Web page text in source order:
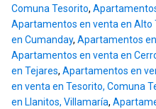
Comuna Tesorito,
Apartamentos en venta en Alto
en Cumanday, Apartamentos
Apartamentos en venta en
en Tejares, Apartamentos en
en venta en Tesorito, Comuna
en Llanitos, Villamaría,